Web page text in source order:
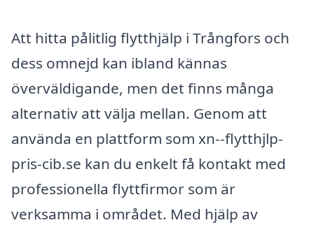
Att hitta pålitlig flytthjälp i Trångfors och
dess omnejd kan ibland kännas
överväldigande, men det finns många
alternativ att välja mellan. Genom att
använda en plattform som xn--flytthjlp-
pris-cib.se kan du enkelt få kontakt med
professionella flyttfirmor som är
verksamma i området. Med hjälp av